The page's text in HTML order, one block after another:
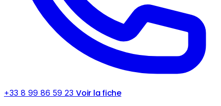
+33 8 99 86 59 23 Voir la fiche